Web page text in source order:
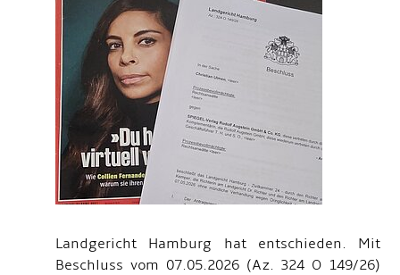
Landgericht Hamburg hat entschieden. Mit
Beschluss vom 07.05.2026 (Az. 324 O 149/26)